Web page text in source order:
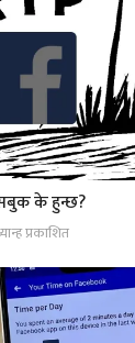
के हुन्छ?
प्रकाशित